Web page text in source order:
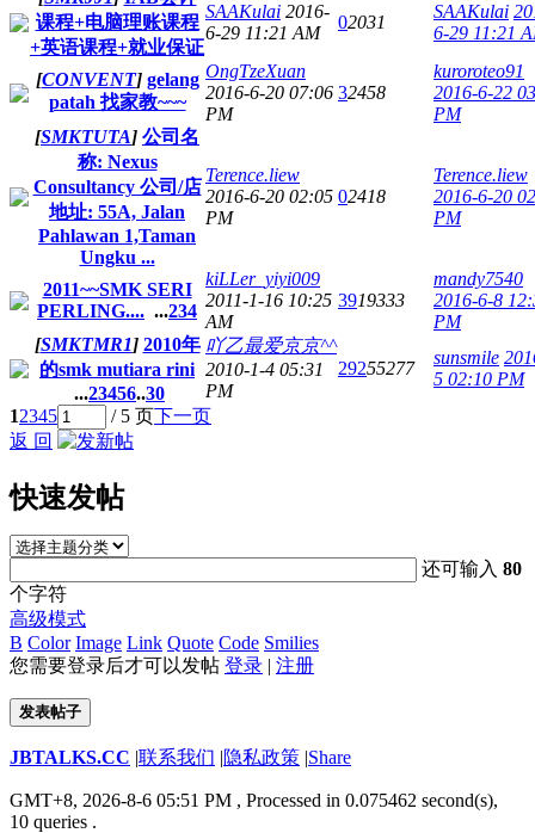
课程+电脑理账课程
+英语课程+就业保证
SAAKulai 2016-
6-29 11:21 AM
02031
SAAKulai
6-29 11:21
[CONVENT] gelang
patah 找家教~~~
OngTzeXuan
2016-6-20 07:06
PM
32458
kuroroteo91
2016-6-22
PM
[SMKTUTA] 公司名
称: Nexus
Consultancy 公司/店
地址: 55A, Jalan
Pahlawan 1,Taman
Ungku ...
Terence.liew
2016-6-20 02:05
PM
02418
Terence.liew
2016-6-20
PM
2011~~SMK SERI
PERLING.... ...234
kiLLer_yiyi009
2011-1-16 10:25
AM
3919333
mandy7540
2016-6-8
PM
[SMKTMR1] 2010年
的smk mutiara rini
...23456..30
吖乙最爱京京^^
2010-1-4 05:31
PM
29255277
sunsmile
5 02:10 PM
12345 / 5 页下一页
返 回
快速发帖
还可输入80
个字符
高级模式
B Color Image Link Quote Code Smilies
您需要登录后才可以发帖 登录 | 注册
发表帖子
JBTALKS.CC |联系我们 |隐私政策 |Share
GMT+8, 2026-8-6 05:51 PM , Processed in 0.075462 second(s),
10 queries .